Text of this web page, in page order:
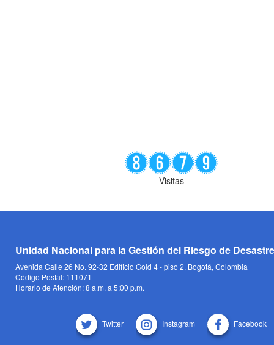
Visitas
Unidad Nacional para la Gestión del Riesgo de
Avenida Calle 26 No. 92-32 Edificio Gold 4 - piso 2, Bogotá, Colombia
Código Postal: 111071
Horario de Atención: 8 a.m. a 5:00 p.m.
Twitter Instagram Facebook